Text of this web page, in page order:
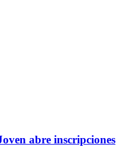
abre inscripciones